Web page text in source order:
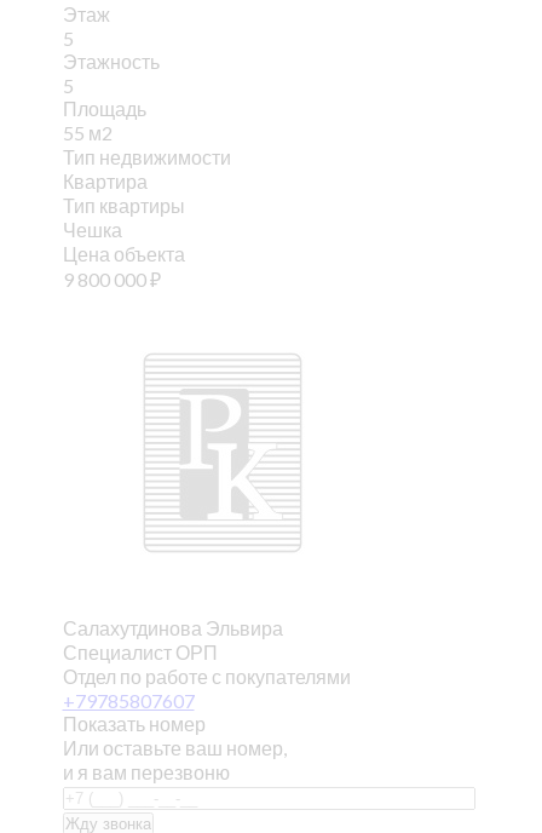
Этаж
5
Этажность
5
Площадь
55 м2
Тип недвижимости
Квартира
Тип квартиры
Чешка
Цена объекта
9 800 000₽
Салахутдинова Эльвира
Специалист ОРП
Отдел по работе с покупателями
+79785807607
Показать номер
Или оставьте ваш номер,
и я вам перезвоню